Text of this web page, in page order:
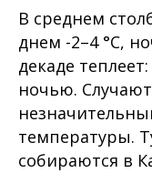
В среднем
днем -2–4 °C,
декаде
ночью.
температуры.
собираются в